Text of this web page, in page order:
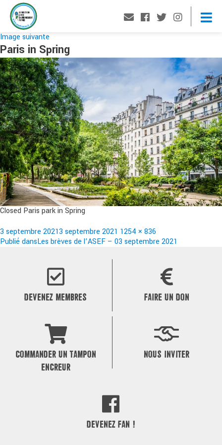
Image suivante
Paris in Spring
Closed Paris park in Spring
Publié
le
3 septembre 20213 septembre 2021 Taille
réelle
1254 × 836
Navigation
Publié dansLes brèves de l’ASEF – 03 septembre 2021
DEVENEZ MEMBRES FAIRE UN DON
COMMANDER UN TAMPON
ENCREUR
NOUS INVITER
DEVENEZ FAN !